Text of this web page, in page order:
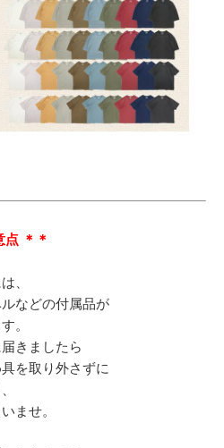
点 ＊＊
、
などの付属品が
。
きましたら
を取り外さずに
ませ。